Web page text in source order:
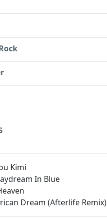
Kimi
In Blue
Dream (Afterlife Remix)